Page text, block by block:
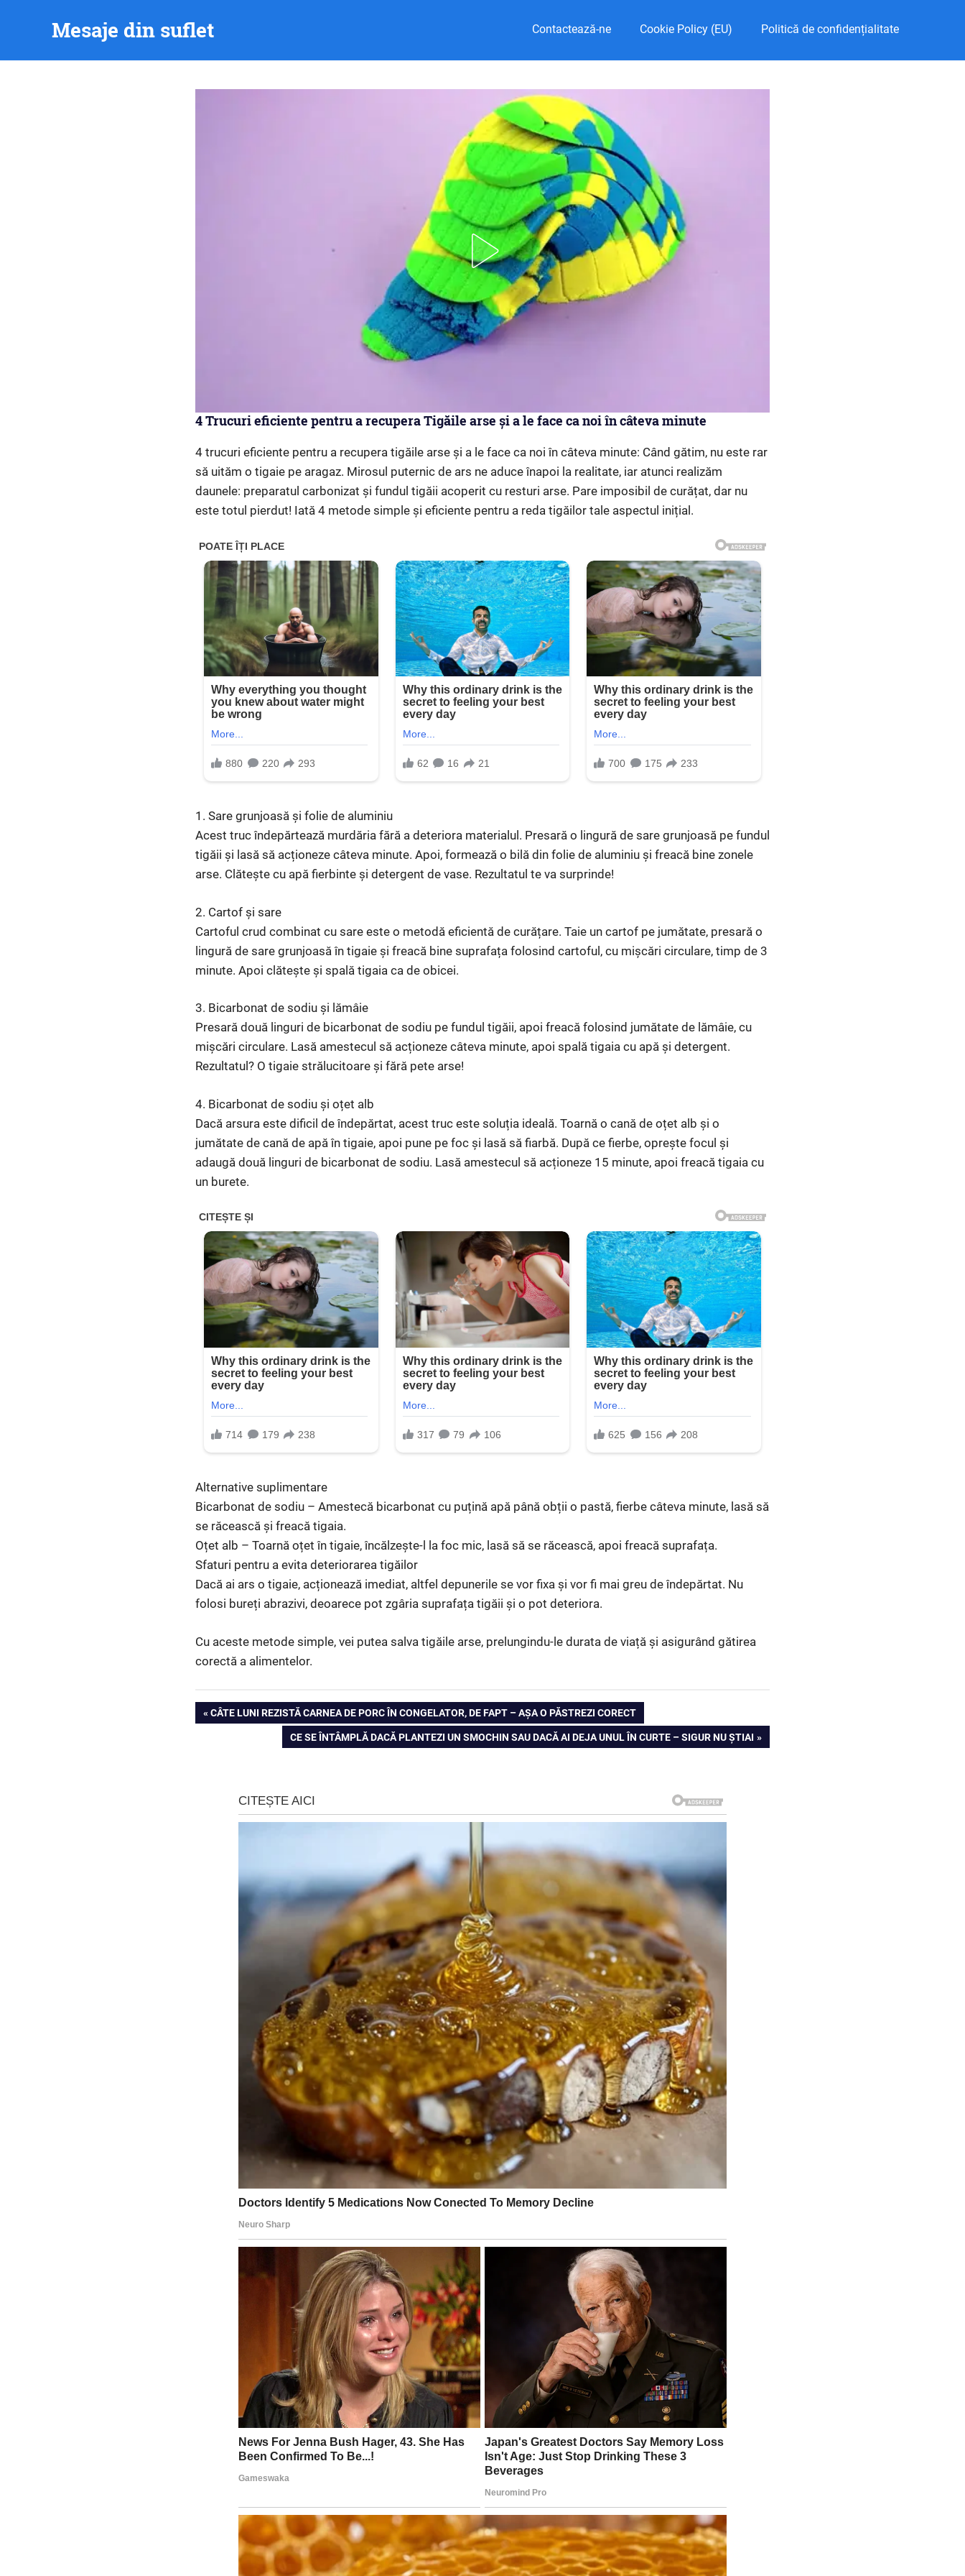
Mesaje din suflet Contactează-ne Cookie Policy (EU) Politică de confidențialitate
4 Trucuri eficiente pentru a recupera Tigăile arse și a le face ca noi în câteva minute
4 trucuri eficiente pentru a recupera tigăile arse și a le face ca noi în câteva minute: Când gătim, nu este rar
să uităm o tigaie pe aragaz. Mirosul puternic de ars ne aduce înapoi la realitate, iar atunci realizăm
daunele: preparatul carbonizat și fundul tigăii acoperit cu resturi arse. Pare imposibil de curățat, dar nu
este totul pierdut! Iată 4 metode simple și eficiente pentru a reda tigăilor tale aspectul inițial.
1. Sare grunjoasă și folie de aluminiu
Acest truc îndepărtează murdăria fără a deteriora materialul. Presară o lingură de sare grunjoasă pe fundul
tigăii și lasă să acționeze câteva minute. Apoi, formează o bilă din folie de aluminiu și freacă bine zonele
arse. Clătește cu apă fierbinte și detergent de vase. Rezultatul te va surprinde!
2. Cartof și sare
Cartoful crud combinat cu sare este o metodă eficientă de curățare. Taie un cartof pe jumătate, presară o
lingură de sare grunjoasă în tigaie și freacă bine suprafața folosind cartoful, cu mișcări circulare, timp de 3
minute. Apoi clătește și spală tigaia ca de obicei.
3. Bicarbonat de sodiu și lămâie
Presară două linguri de bicarbonat de sodiu pe fundul tigăii, apoi freacă folosind jumătate de lămâie, cu
mișcări circulare. Lasă amestecul să acționeze câteva minute, apoi spală tigaia cu apă și detergent.
Rezultatul? O tigaie strălucitoare și fără pete arse!
4. Bicarbonat de sodiu și oțet alb
Dacă arsura este dificil de îndepărtat, acest truc este soluția ideală. Toarnă o cană de oțet alb și o
jumătate de cană de apă în tigaie, apoi pune pe foc și lasă să fiarbă. După ce fierbe, oprește focul și
adaugă două linguri de bicarbonat de sodiu. Lasă amestecul să acționeze 15 minute, apoi freacă tigaia cu
un burete.
Alternative suplimentare
Bicarbonat de sodiu – Amestecă bicarbonat cu puțină apă până obții o pastă, fierbe câteva minute, lasă să
se răcească și freacă tigaia.
Oțet alb – Toarnă oțet în tigaie, încălzește-l la foc mic, lasă să se răcească, apoi freacă suprafața.
Sfaturi pentru a evita deteriorarea tigăilor
Dacă ai ars o tigaie, acționează imediat, altfel depunerile se vor fixa și vor fi mai greu de îndepărtat. Nu
folosi bureți abrazivi, deoarece pot zgâria suprafața tigăii și o pot deteriora.
Cu aceste metode simple, vei putea salva tigăile arse, prelungindu-le durata de viață și asigurând gătirea
corectă a alimentelor.
Navigare
PREVIOUS
CÂTE LUNI REZISTĂ CARNEA DE PORC ÎN CONGELATOR, DE FAPT – AȘA O PĂSTREZI CORECT
NEXT
POST:
CE SE ÎNTÂMPLĂ DACĂ PLANTEZI UN SMOCHIN SAU DACĂ AI DEJA UNUL ÎN CURTE – SIGUR NU ȘTIAI